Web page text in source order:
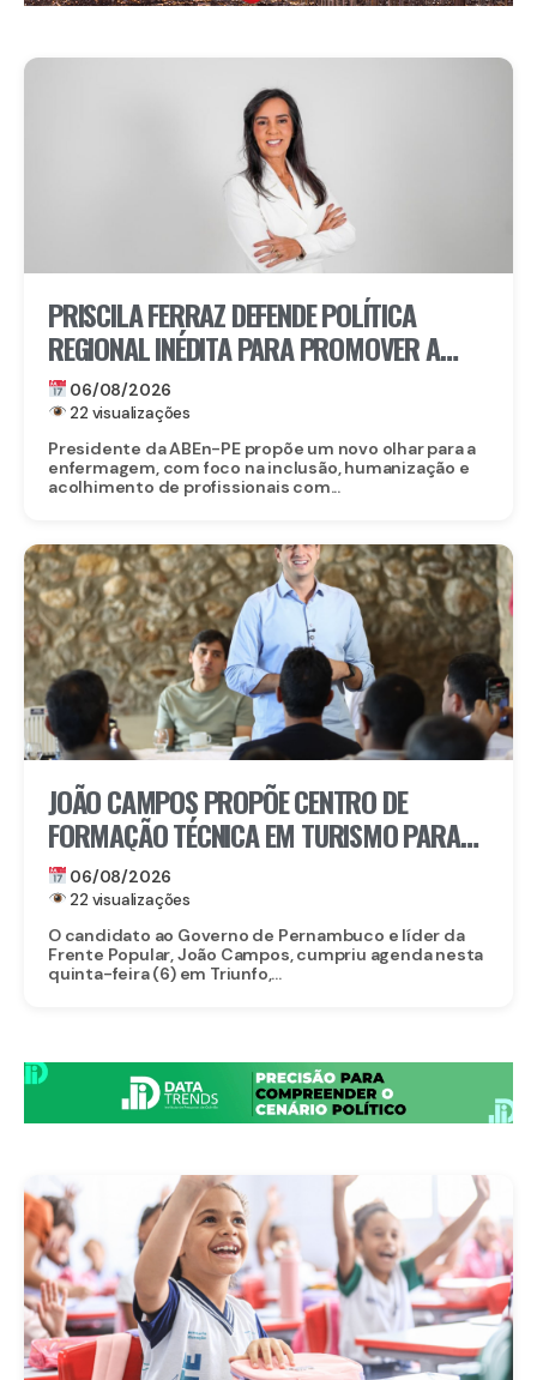
PRISCILA FERRAZ DEFENDE POLÍTICA
REGIONAL INÉDITA PARA PROMOVER A
INCLUSÃO DE ENFERMEIROS PCDS E
ATÍPICOS EM PERNAMBUCO
06/08/2026
22 visualizações
Presidente da ABEn-PE propõe um novo olhar para a
enfermagem, com foco na inclusão, humanização e
acolhimento de profissionais com...
JOÃO CAMPOS PROPÕE CENTRO DE
FORMAÇÃO TÉCNICA EM TURISMO PARA
FORTALECER TRIUNFO
06/08/2026
22 visualizações
O candidato ao Governo de Pernambuco e líder da
Frente Popular, João Campos, cumpriu agenda nesta
quinta-feira (6) em Triunfo,...